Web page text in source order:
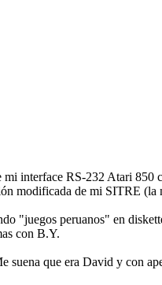
interface RS-232 Atari 850
modificada de mi SITRE
"juegos peruanos" en
con B.Y.
suena que era David y con